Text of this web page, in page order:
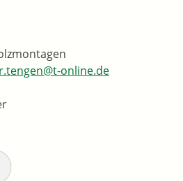
online.de